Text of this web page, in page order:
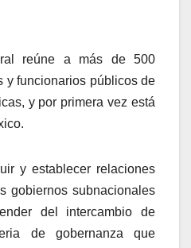
reúne a más de 500
y funcionarios públicos de
y por primera vez está
y establecer relaciones
gobiernos subnacionales
del intercambio de
de gobernanza que